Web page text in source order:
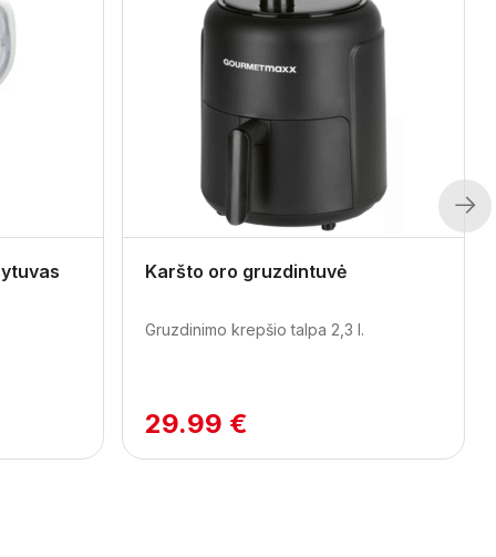
Karšto oro gruzdintuvė
Gruzdinimo krepšio talpa 2,3 l.
29.99 €
Next